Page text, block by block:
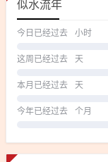
似水流年
今日已经过去 小时
这周已经过去 天
本月已经过去 天
今年已经过去 个月